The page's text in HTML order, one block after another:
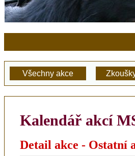
Kalendář akcí
Detail akce - Ostatní